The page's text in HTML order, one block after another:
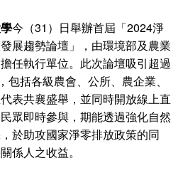
今（31）日舉辦首屆「2024淨
展趨勢論壇」，由環境部及農業
任執行單位。此次論壇吸引超過
括各級農會、公所、農企業、
表共襄盛舉，並同時開放線上直
眾即時參與，期能透過強化自然
於助攻國家淨零排放政策的同
係人之收益。